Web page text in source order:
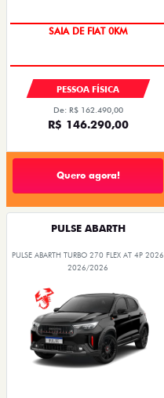
OPORTUNIDADE
PESSOA FÍSICA
De: R$ 162.490,00
R$ 146.290,00
Quero agora!
PULSE ABARTH
PULSE ABARTH TURBO 270 FLEX AT 4P 2026
2026/2026